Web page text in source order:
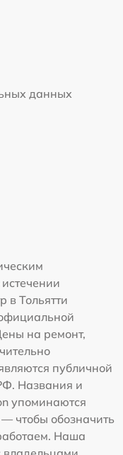
данных
в Тольятти
на ремонт,
публичной
Названия и
упоминаются
чтобы обозначить
Наша